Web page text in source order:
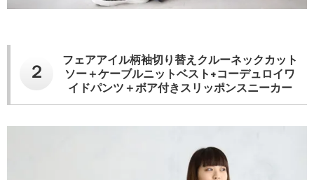
２
フェアアイル柄袖切り替えクルーネックカット
ソー＋ケーブルニットベスト+コーデュロイワ
イドパンツ＋ボア付きスリッポンスニーカー